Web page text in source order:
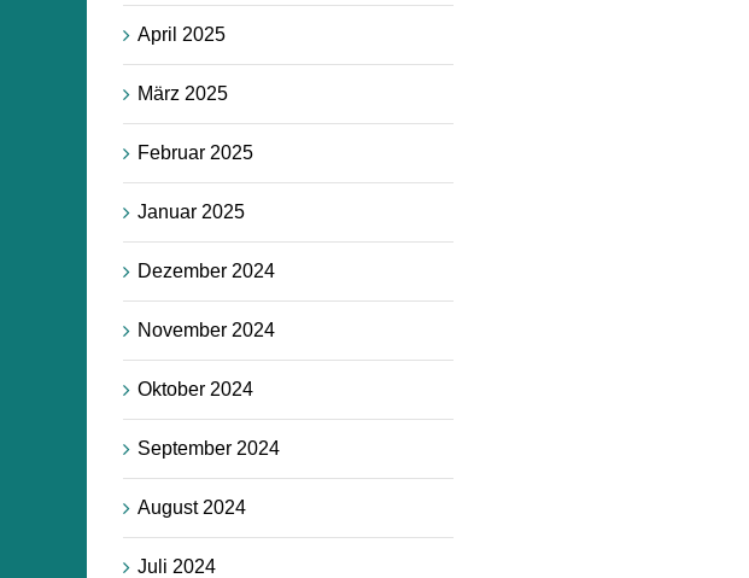
April 2025
März 2025
Februar 2025
Januar 2025
Dezember 2024
November 2024
Oktober 2024
September 2024
August 2024
Juli 2024